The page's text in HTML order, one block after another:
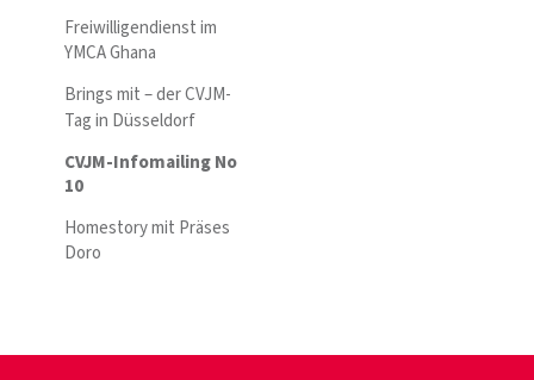
Freiwilligendienst im
YMCA Ghana
Brings mit – der CVJM-
Tag in Düsseldorf
CVJM-Infomailing No
10
Homestory mit Präses
Doro